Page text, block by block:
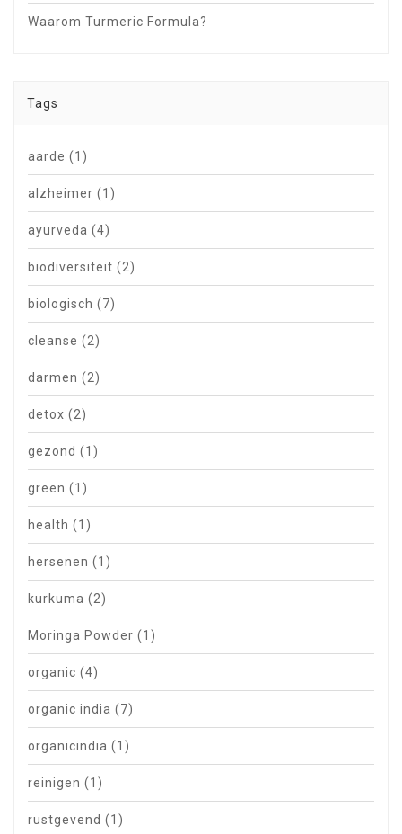
Waarom Turmeric Formula?
Tags
aarde (1)
alzheimer (1)
ayurveda (4)
biodiversiteit (2)
biologisch (7)
cleanse (2)
darmen (2)
detox (2)
gezond (1)
green (1)
health (1)
hersenen (1)
kurkuma (2)
Moringa Powder (1)
organic (4)
organic india (7)
organicindia (1)
reinigen (1)
rustgevend (1)